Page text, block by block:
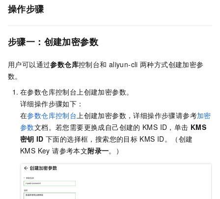
操作步骤
步骤一：创建加密参数
用户可以通过参数仓库控制台和 aliyun-cli 两种方式创建加密参
数。
在参数仓库控制台上创建加密参数。
详细操作步骤如下：
在参数仓库控制台上创建加密参数，详细操作步骤请参考加密
参数文档。若您需要更换成自己创建的 KMS ID，单击 KMS
密钥 ID 下面的选择框，搜索您的目标 KMS ID。（创建
KMS Key 请参考本文附录一。）